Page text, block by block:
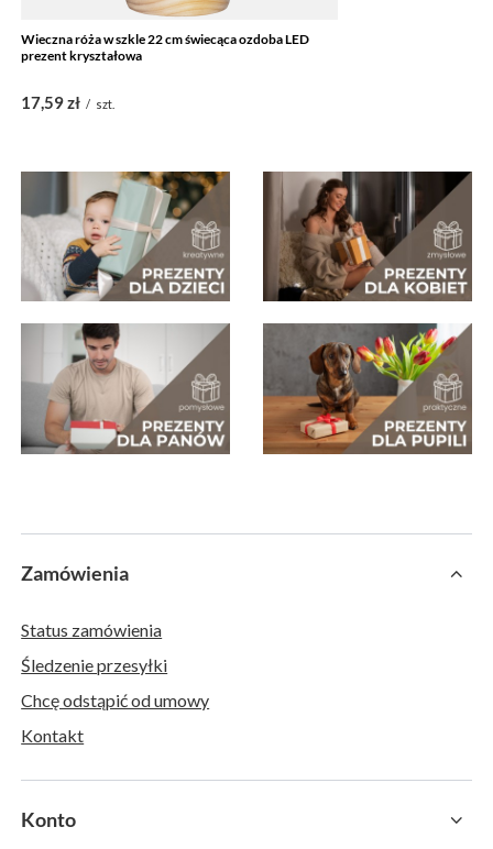
Wieczna róża w szkle 22 cm świecąca ozdoba LED
prezent kryształowa
17,59 zł / szt.
Zamówienia
Status zamówienia
Śledzenie przesyłki
Chcę odstąpić od umowy
Kontakt
Konto